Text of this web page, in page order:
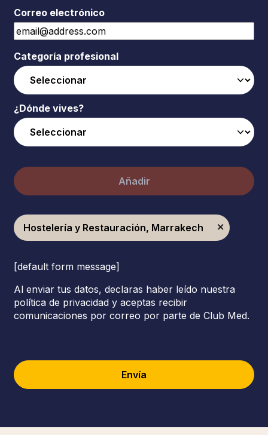
Correo electrónico
Categoría profesional
¿Dónde vives?
Añadir
Hostelería y Restauración, Marrakech
[default form message]
Al enviar tus datos, declaras haber leído nuestra
política de privacidad y aceptas recibir
comunicaciones por correo por parte de Club Med.
Envía